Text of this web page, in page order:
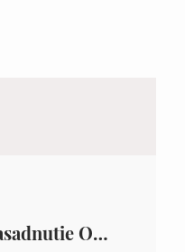
Pozvánka na 35. zasadnutie OZ v Zámutove